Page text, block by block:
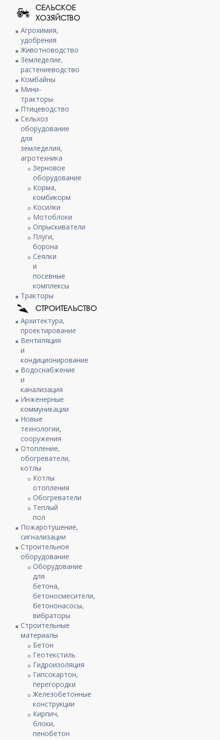
СЕЛЬСКОЕ
ХОЗЯЙСТВО
Агрохимия,
удобрения
Животноводство
Земледелие,
растениеводство
Комбайны
Мини-
тракторы
Птицеводство
Сельхоз
оборудование
для
земледелия,
агротехника
Зерновое
оборудование
Корма,
комбикорм
Косилки
Мотоблоки
Опрыскиватели
Плуги,
борона
Сеялки
и
посевные
комплексы
Тракторы
СТРОИТЕЛЬСТВО
Архитектура,
проектирование
Вентиляция
и
кондиционирование
Водоснабжение
и
канализация
Инженерные
коммуникации
Новые
технологии,
сооружения
Отопление,
обогреватели,
котлы
Котлы
отопления
Обогреватели
Теплый
пол
Пожаротушение,
сигнализации
Строительное
оборудование
Оборудование
для
бетона,
бетоносмесители,
бетононасосы,
вибраторы
Строительные
материалы
Бетон
Геотекстиль
Гидроизоляция
Гипсокартон,
перегородки
Железобетонные
конструкции
Кирпич,
блоки,
пенобетон